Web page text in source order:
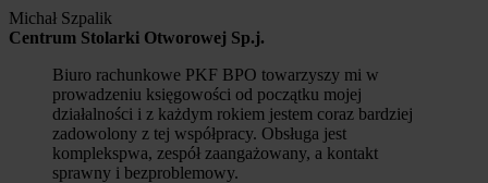
Michał Szpalik
Centrum Stolarki Otworowej Sp.j.
Biuro rachunkowe PKF BPO towarzyszy mi w
prowadzeniu księgowości od początku mojej
działalności i z każdym rokiem jestem coraz bardziej
zadowolony z tej współpracy. Obsługa jest
komplekspwa, zespół zaangażowany, a kontakt
sprawny i bezproblemowy.